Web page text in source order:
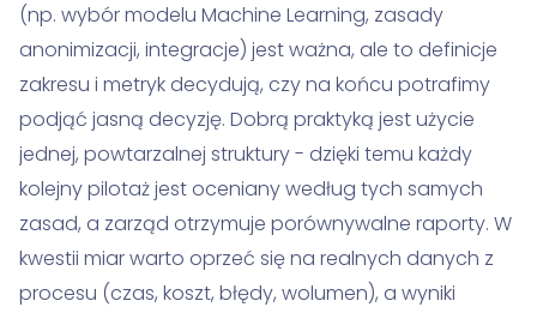
(np. wybór modelu Machine Learning, zasady
anonimizacji, integracje) jest ważna, ale to definicje
zakresu i metryk decydują, czy na końcu potrafimy
podjąć jasną decyzję. Dobrą praktyką jest użycie
jednej, powtarzalnej struktury - dzięki temu każdy
kolejny pilotaż jest oceniany według tych samych
zasad, a zarząd otrzymuje porównywalne raporty. W
kwestii miar warto oprzeć się na realnych danych z
procesu (czas, koszt, błędy, wolumen), a wyniki